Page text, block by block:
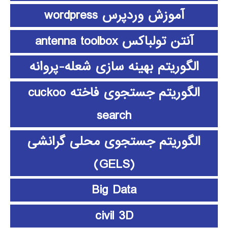
آموزش وردپرس wordpress
آنتن تولباکس antenna toolbox
الگوریتم بهینه سازی شعله-پروانه
الگوریتم جستجوی فاخته cuckoo
search
الگوریتم جستجوی محلی گرانشی
(GELS)
Big Data
civil 3D